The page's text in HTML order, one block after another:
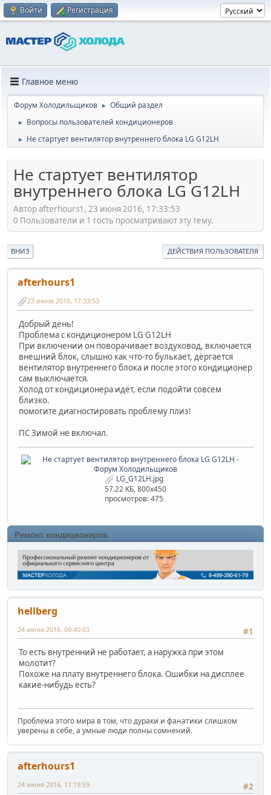
Войти Регистрация
Главное меню
Форум Холодильщиков ► Общий раздел
► Вопросы пользователей кондиционеров
► Не стартует вентилятор внутреннего блока LG G12LH
Не стартует вентилятор
внутреннего блока LG G12LH
Автор afterhours1, 23 июня 2016, 17:33:53
0 Пользователи и 1 гость просматривают эту тему.
ВНИЗ ДЕЙСТВИЯ ПОЛЬЗОВАТЕЛЯ
afterhours1
23 июня 2016, 17:33:53
Добрый день!
Проблема с кондиционером LG G12LH
При включении он поворачивает воздуховод, включается
внешний блок, слышно как что-то булькает, дёргается
вентилятор внутреннего блока и после этого кондиционер
сам выключается.
Холод от кондиционера идёт, если подойти совсем
близко.
помогите диагностировать проблему плиз!
ПС Зимой не включал.
LG_G12LH.jpg
57.22 КБ, 800x450
просмотров: 475
Ремонт кондиционеров
hellberg
#1
24 июня 2016, 09:40:03
То есть внутренний не работает, а наружка при этом
молотит?
Похоже на плату внутреннего блока. Ошибки на дисплее
какие-нибудь есть?
Проблема этого мира в том, что дураки и фанатики слишком
уверены в себе, а умные люди полны сомнений.
afterhours1
#2
24 июня 2016, 11:19:59